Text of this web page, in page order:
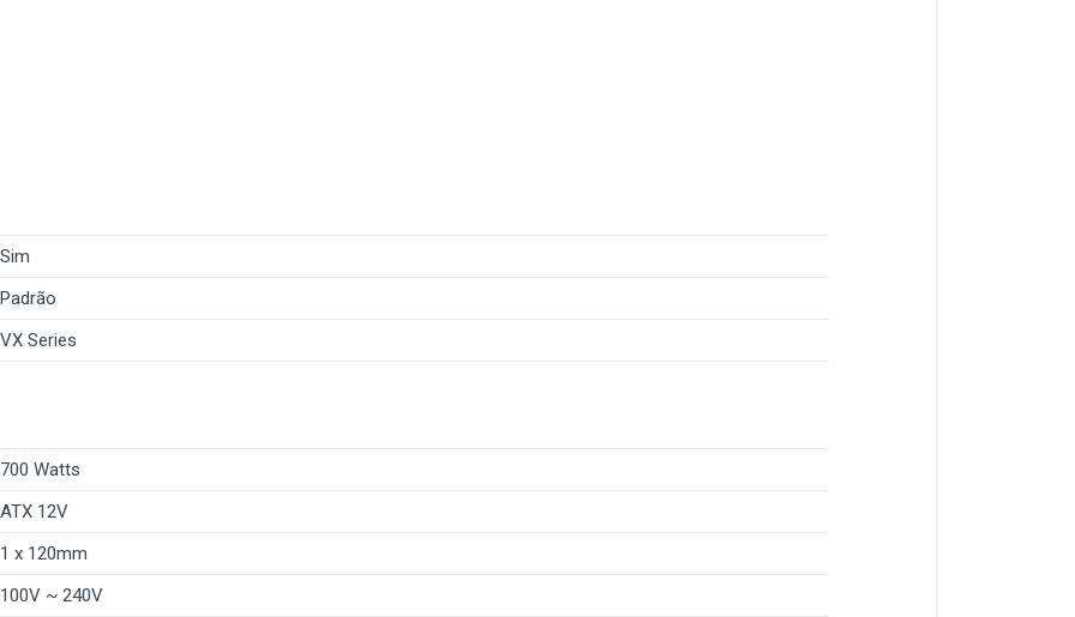
Sim
Padrão
VX Series
700 Watts
ATX 12V
1 x 120mm
100V ~ 240V